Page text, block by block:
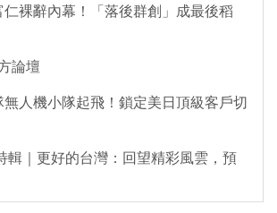
裸辭內幕！「落後群創」成最後稻
論壇
人機小隊起飛！鎖定美日頂級客戶切
輯｜更好的台灣：回望精彩風雲，預